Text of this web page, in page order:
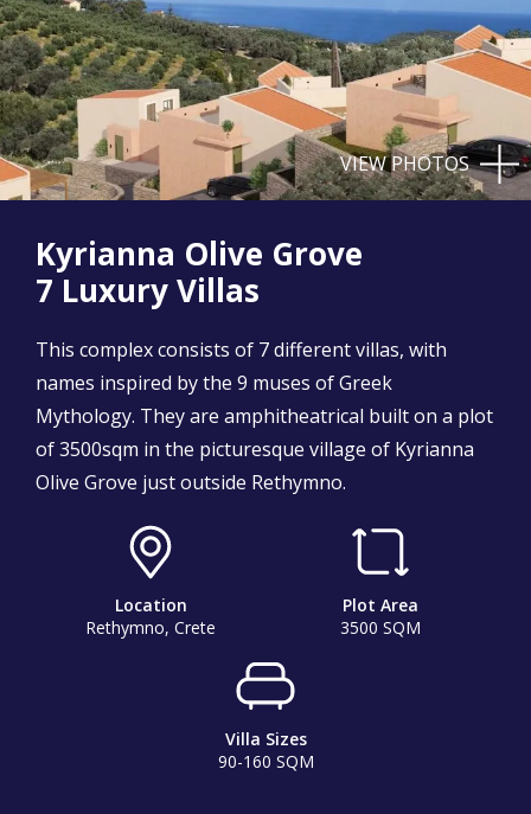
VIEW PHOTOS
Kyrianna Olive Grove
7 Luxury Villas
This complex consists of 7 different villas, with
names inspired by the 9 muses of Greek
Mythology. They are amphitheatrical built on a plot
of 3500sqm in the picturesque village of Kyrianna
Olive Grove just outside Rethymno.
Location
Rethymno, Crete
Plot Area
3500 SQM
Villa Sizes
90-160 SQM